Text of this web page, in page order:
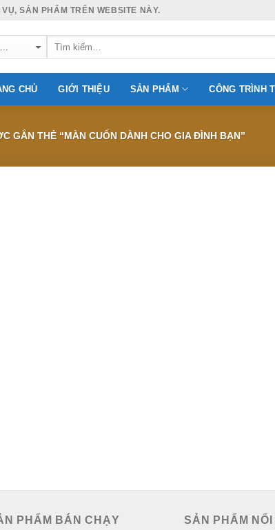
SẢN PHẨM TRÊN WEBSITE NÀY.
CHỦ GIỚI THIỆU SẢN PHẨM CÔNG TRÌNH
GẮN THẺ “MÀN CUỐN DÀNH CHO GIA ĐÌNH BẠN”
PHẨM BÁN CHẠY SẢN PHẨM